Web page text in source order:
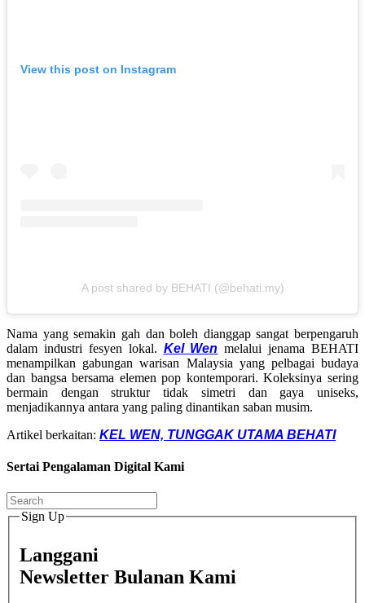
View this post on Instagram
A post shared by BEHATI (@behati.my)
Nama yang semakin gah dan boleh dianggap sangat berpengaruh
dalam industri fesyen lokal. Kel Wen melalui jenama BEHATI
menampilkan gabungan warisan Malaysia yang pelbagai budaya
dan bangsa bersama elemen pop kontemporari. Koleksinya sering
bermain dengan struktur tidak simetri dan gaya uniseks,
menjadikannya antara yang paling dinantikan saban musim.
Artikel berkaitan: KEL WEN, TUNGGAK UTAMA BEHATI
Sertai Pengalaman Digital Kami
Sign Up
Langgani
Newsletter Bulanan Kami